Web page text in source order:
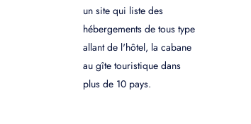
un site qui liste des
hébergements de tous type
allant de l'hôtel, la cabane
au gîte touristique dans
plus de 10 pays.